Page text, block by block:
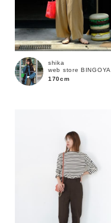
ブランド
shika
web store BINGOYA
170cm